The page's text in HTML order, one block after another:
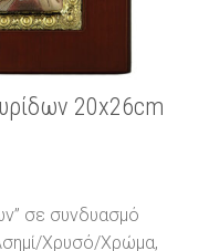
20x26cm
σε συνδυασμό
Χρυσό/Χρώμα,